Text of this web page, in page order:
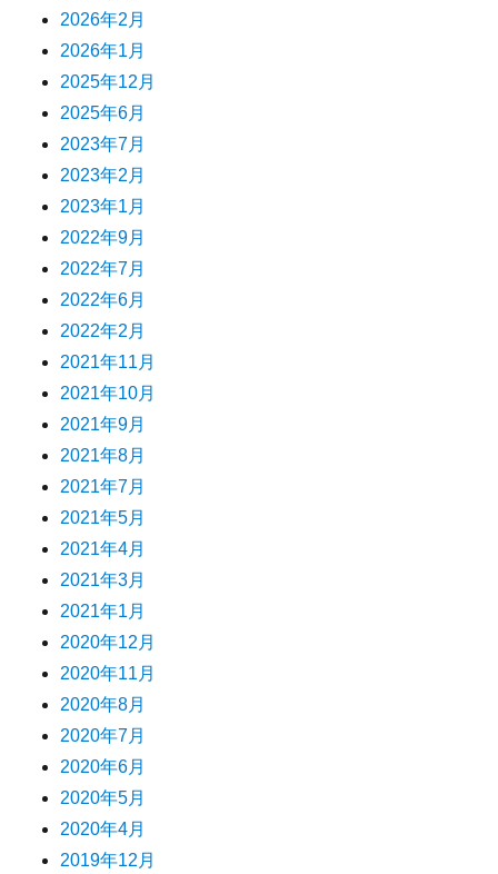
2026年2月
2026年1月
2025年12月
2025年6月
2023年7月
2023年2月
2023年1月
2022年9月
2022年7月
2022年6月
2022年2月
2021年11月
2021年10月
2021年9月
2021年8月
2021年7月
2021年5月
2021年4月
2021年3月
2021年1月
2020年12月
2020年11月
2020年8月
2020年7月
2020年6月
2020年5月
2020年4月
2019年12月